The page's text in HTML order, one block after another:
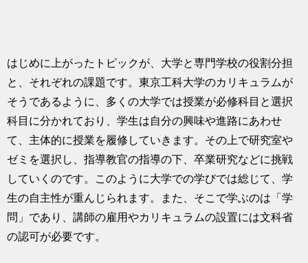
はじめに上がったトピックが、大学と専門学校の役割分担
と、それぞれの課題です。東京工科大学のカリキュラムが
そうであるように、多くの大学では授業が必修科目と選択
科目に分かれており、学生は自分の興味や進路にあわせ
て、主体的に授業を履修していきます。その上で研究室や
ゼミを選択し、指導教官の指導の下、卒業研究などに挑戦
していくのです。このように大学での学びでは総じて、学
生の自主性が重んじられます。また、そこで学ぶのは「学
問」であり、講師の雇用やカリキュラムの設置には文科省
の認可が必要です。